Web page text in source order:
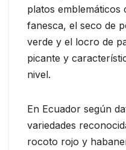
platos emblemáticos
fanesca, el seco de
verde y el locro de
picante y
nivel.
En Ecuador según
variedades
rocoto rojo y